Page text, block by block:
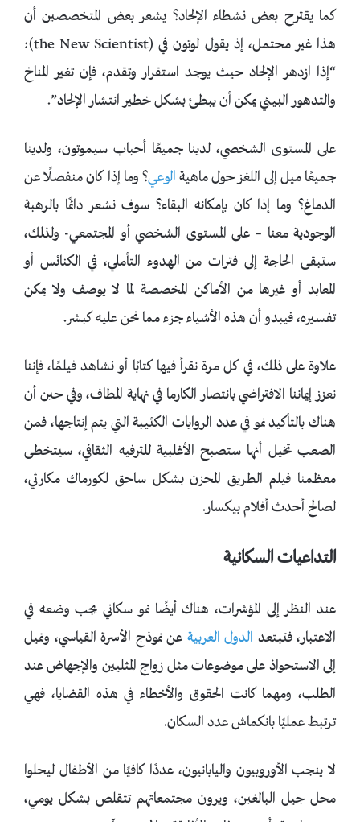
كما يقترح بعض نشطاء الإلحاد؟ يشعر بعض المتخصصين أن
هذا غير محتمل، إذ يقول لوتون في (the New Scientist):
“إذا ازدهر الإلحاد حيث يوجد استقرار وتقدم، فإن تغير المناخ
والتدهور البيئي يمكن أن يبطئ بشكل خطير انتشار الإلحاد”.
على المستوى الشخصي، لدينا جميعًا أحباب سيموتون، ولدينا
جميعًا ميل إلى اللغز حول ماهية الوعي؟ وما إذا كان منفصلًا عن
الدماغ؟ وما إذا كان بإمكانه البقاء؟ سوف نشعر دائمًا بالرهبة
الوجودية معنا – على المستوى الشخصي أو المجتمعي- ولذلك،
ستبقى الحاجة إلى فترات من الهدوء التأملي، في الكنائس أو
المعابد أو غيرها من الأماكن المخصصة لما لا يوصف ولا يمكن
تفسيره، فيبدو أن هذه الأشياء جزء مما نحن عليه كبشر.
علاوة على ذلك، في كل مرة نقرأ فيها كتابًا أو نشاهد فيلمًا، فإننا
نعزز إيماننا الافتراضي بانتصار الكارما في نهاية المطاف، وفي حين أن
هناك بالتأكيد نمو في عدد الروايات الكئيبة التي يتم إنتاجها، فمن
الصعب تخيل أنها ستصبح الأغلبية للترفيه الثقافي، سيتخطى
معظمنا فيلم الطريق المحزن بشكل ساحق لكورماك مكارثي،
لصالح أحدث أفلام بيكسار.
التداعيات السكانية
عند النظر إلى المؤشرات، هناك أيضًا نمو سكاني يجب وضعه في
الاعتبار، فتبتعد الدول الغربية عن نموذج الأسرة القياسي، وتميل
إلى الاستحواذ على موضوعات مثل زواج المثليين والإجهاض عند
الطلب، ومهما كانت الحقوق والأخطاء في هذه القضايا، فهي
ترتبط عمليًا بانكماش عدد السكان.
لا ينجب الأوروبيون واليابانيون، عددًا كافيًا من الأطفال ليحلوا
محل جيل البالغين، ويرون مجتمعاتهم تتقلص بشكل يومي،